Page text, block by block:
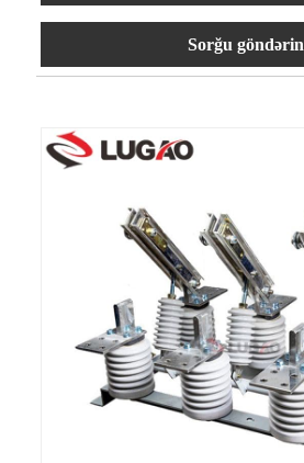
Sorğu göndərin